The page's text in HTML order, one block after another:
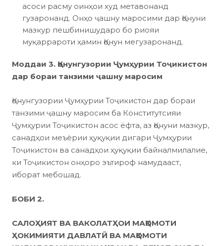
асоси расму оинҳои худ метавонанд
гузаронанд. Онҳо ҷашну маросими дар Қонуни
мазкур пешбинишударо бо риояи
муқаррароти ҳамин Қонун мегузаронанд.
Моддаи 3. Қонунгузории Ҷумҳурии Тоҷикистон
дар бораи танзими ҷашну маросим
Қонунгузории Ҷумҳурии Тоҷикистон дар бораи
танзими ҷашну маросим ба Конститутсияи
Ҷумҳурии Тоҷикистон асос ёфта, аз Қонуни мазкур,
санадҳои меъёрии ҳуқуқии дигари Ҷумҳурии
Тоҷикистон ва санадҳои ҳуқуқии байналмилалие,
ки Тоҷикистон онҳоро эътироф намудааст,
иборат мебошад.
БОБИ 2.
САЛОҲИЯТ ВА ВАКОЛАТҲОИ МАҚОМОТИ
ҲОКИМИЯТИ ДАВЛАТӢ ВА МАҚОМОТИ